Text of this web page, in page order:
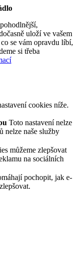
uloží ve vašem
se vám opravdu líbí,
si třeba
cookies níže.
Toto nastavení nelze
nelze naše služby
můžeme zlepšovat
na sociálních
pochopit, jak e-